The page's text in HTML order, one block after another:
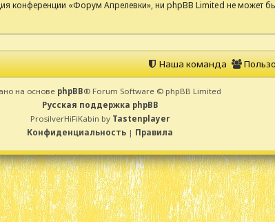
конференции «Форум Апрелевки», ни phpBB Limited не может
Наша команда
на основе phpBB® Forum Software © phpBB Limited
Русская поддержка phpBB
ProsilverHiFiKabin by Tastenplayer
Конфиденциальность | Правила